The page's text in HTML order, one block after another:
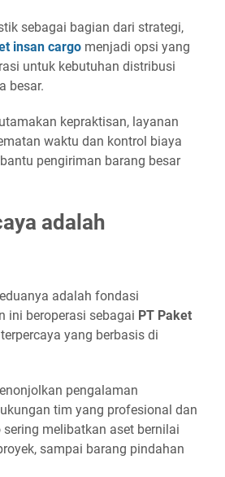
sebagai bagian dari strategi,
insan cargo menjadi opsi yang
untuk kebutuhan distribusi
besar.
kepraktisan, layanan
waktu dan kontrol biaya
pengiriman barang besar
adalah
adalah fondasi
ini beroperasi sebagai PT Paket
yang berbasis di
pengalaman
tim yang profesional dan
melibatkan aset bernilai
sampai barang pindahan